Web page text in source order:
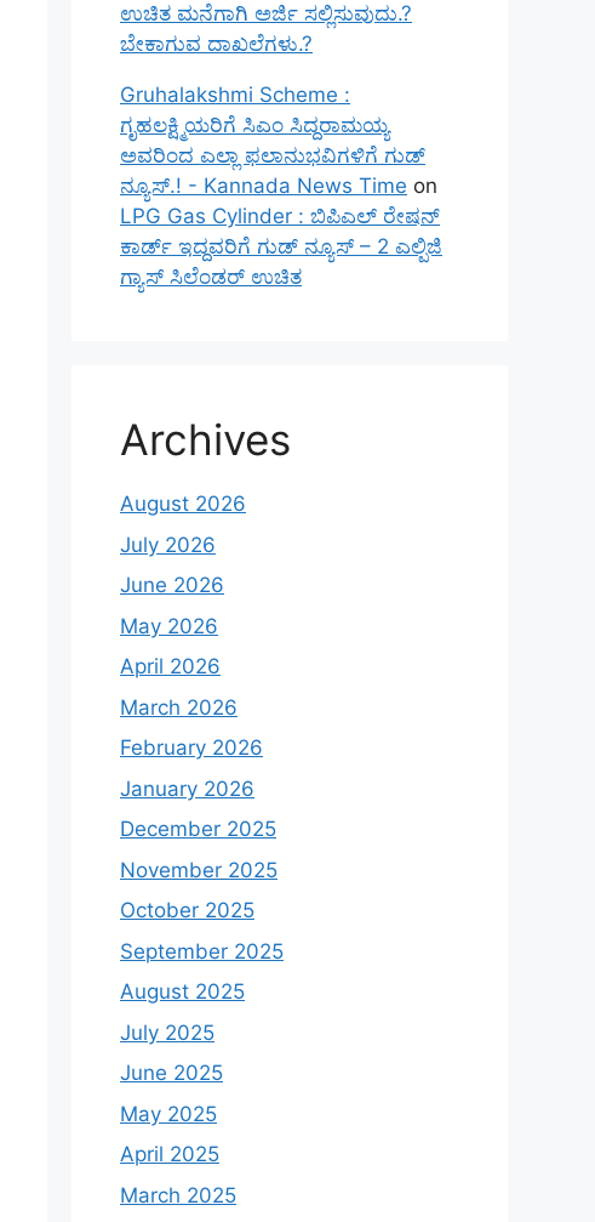
ಉಚಿತ ಮನೆಗಾಗಿ ಅರ್ಜಿ ಸಲ್ಲಿಸುವುದು.?
ಬೇಕಾಗುವ ದಾಖಲೆಗಳು.?
Gruhalakshmi Scheme :
ಗೃಹಲಕ್ಷ್ಮಿಯರಿಗೆ ಸಿಎಂ ಸಿದ್ದರಾಮಯ್ಯ
ಅವರಿಂದ ಎಲ್ಲಾ ಫಲಾನುಭವಿಗಳಿಗೆ ಗುಡ್
ನ್ಯೂಸ್.! - Kannada News Time on
LPG Gas Cylinder : ಬಿಪಿಎಲ್ ರೇಷನ್
ಕಾರ್ಡ್ ಇದ್ದವರಿಗೆ ಗುಡ್ ನ್ಯೂಸ್ – 2 ಎಲ್ಪಿಜಿ
ಗ್ಯಾಸ್ ಸಿಲೆಂಡರ್ ಉಚಿತ
Archives
August 2026
July 2026
June 2026
May 2026
April 2026
March 2026
February 2026
January 2026
December 2025
November 2025
October 2025
September 2025
August 2025
July 2025
June 2025
May 2025
April 2025
March 2025